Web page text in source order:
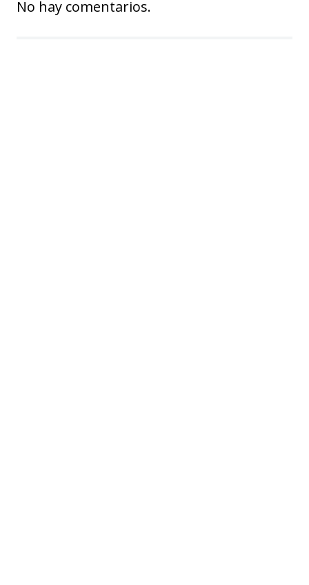
No hay comentarios.